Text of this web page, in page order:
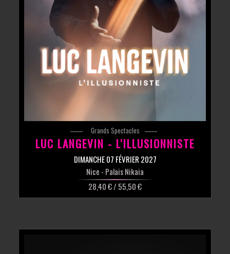
Grands Spectacles
LUC LANGEVIN - L'ILLUSIONNISTE
DIMANCHE 07 FÉVRIER 2027
Nice - Palais Nikaia
28,40 € / 55,50 €